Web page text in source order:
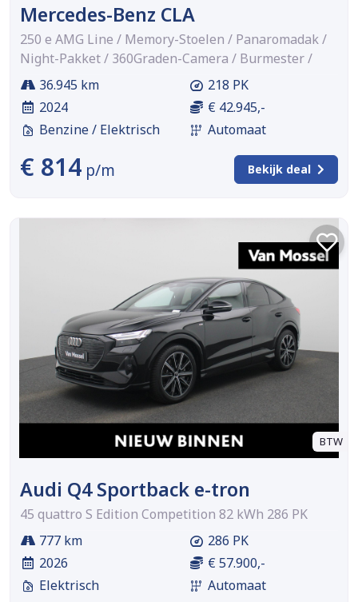
Mercedes-Benz CLA
250 e AMG Line / Memory-Stoelen / Panaromadak /
Night-Pakket / 360Graden-Camera / Burmester /
36.945 km
2024
Benzine / Elektrisch
218 PK
€ 42.945,-
Automaat
€ 814 p/m Bekijk deal
BTW
Audi Q4 Sportback e-tron
45 quattro S Edition Competition 82 kWh 286 PK
777 km
2026
Elektrisch
286 PK
€ 57.900,-
Automaat